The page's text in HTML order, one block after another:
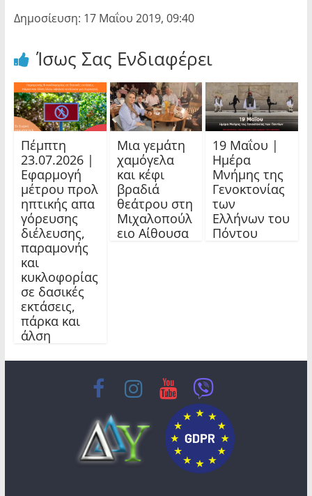
Δημοσίευση: 17 Μαΐου 2019, 09:40
Ίσως Σας Ενδιαφέρει
Πέμπτη
23.07.2026 |
Εφαρμογή
μέτρου προλ
ηπτικής απα
γόρευσης
διέλευσης,
παραμονής
και
κυκλοφορίας
σε δασικές
εκτάσεις,
πάρκα και
άλση
Μια γεμάτη
χαμόγελα
και κέφι
βραδιά
θεάτρου στη
Μιχαλοπούλ
ειο Αίθουσα
19 Μαΐου |
Ημέρα
Μνήμης της
Γενοκτονίας
των
Ελλήνων του
Πόντου